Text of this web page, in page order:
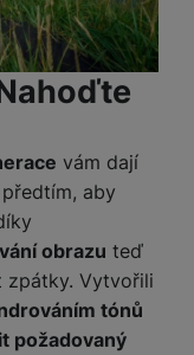
vám dají
aby
obrazu teď
zpátky. Vytvořili
tónů
požadovaný